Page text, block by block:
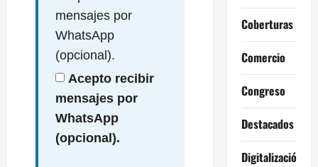
mensajes por
WhatsApp
(opcional).
Acepto recibir
mensajes por
WhatsApp
(opcional).
Coberturas
Comercio
Congreso
Destacados
Digitalización